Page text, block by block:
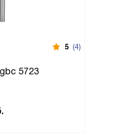
5 (4)
5723